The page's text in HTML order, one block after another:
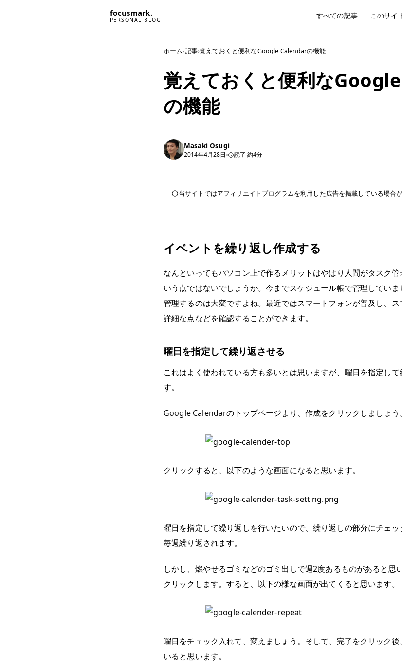
focusmark.
PERSONAL BLOG すべての記事 このサイ
ホーム›記事›覚えておくと便利なGoogle Calendarの機能
覚えておくと便利な
の機能
Masaki Osugi
2014年4月28日 読了 約4分
当サイトではアフィリエイトプログラムを利用した広告を掲載している場合が
イベントを繰り返し作成する
なんといってもパソコン上で作るメリットはやはり人間がタスク
いう点ではないでしょうか。今までスケジュール帳で管理してい
管理するのは大変ですよね。最近ではスマートフォンが普及し、
詳細な点などを確認することができます。
曜日を指定して繰り返させる
これはよく使われている方も多いとは思いますが、曜日を指定し
す。
Google Calendarのトップページより、作成をクリックしましょう。
クリックすると、以下のような画面になると思います。
曜日を指定して繰り返しを行いたいので、繰り返しの部分にチェッ
毎週繰り返されます。
しかし、燃やせるゴミなどのゴミ出しで週2度あるものがあると思
クリックします。すると、以下の様な画面が出てくると思います。
曜日をチェック入れて、変えましょう。そして、完了をクリック
いると思います。